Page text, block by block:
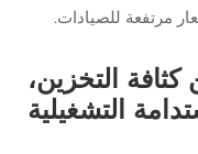
مرتفعة للصيادات.
التخزين،
التشغيلية